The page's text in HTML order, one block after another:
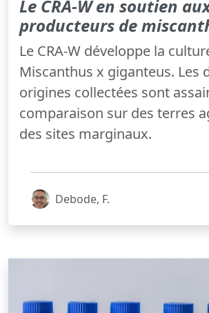
Le CRA-W en soutien
producteurs de
Le CRA-W développe la
Miscanthus x giganteus. Les
origines collectées sont
comparaison sur des terres
des sites marginaux.
Debode, F.